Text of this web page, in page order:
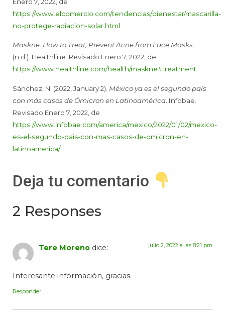
https://www.elcomercio.com/tendencias/bienestar/mascarilla-
no-protege-radiacion-solar.html
Maskne: How to Treat, Prevent Acne from Face Masks.
(n.d.). Healthline. Revisado Enero 7, 2022, de
https://www.healthline.com/health/maskne#treatment
Sánchez, N. (2022, January 2). México ya es el segundo país
con más casos de Ómicron en Latinoamérica . Infobae.
Revisado Enero 7, 2022, de
https://www.infobae.com/america/mexico/2022/01/02/mexico-
es-el-segundo-pais-con-mas-casos-de-omicron-en-
latinoamerica/
Deja tu comentario
2 Responses
Tere Moreno dice: julio 2, 2022 a las 8:21 pm
Interesante información, gracias.
Responder